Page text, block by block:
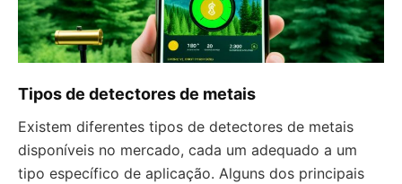
Tipos de detectores de metais
Existem diferentes tipos de detectores de metais
disponíveis no mercado, cada um adequado a um
tipo específico de aplicação. Alguns dos principais